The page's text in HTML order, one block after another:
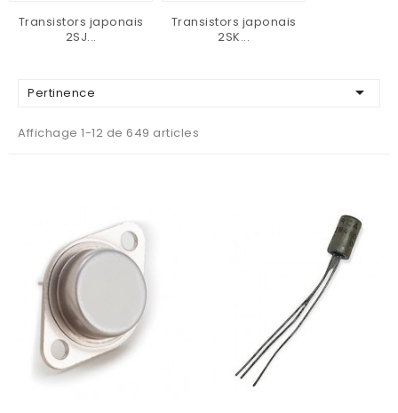
Transistors japonais
2SJ...
Transistors japonais
2SK...
Pertinence 
Affichage 1-12 de 649 articles